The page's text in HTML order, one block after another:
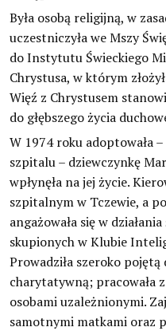
Była osobą religijną, w
uczestniczyła we Mszy
do Instytutu Świeckiego
Chrystusa, w którym
Więź z Chrystusem
do głębszego życia
W 1974 roku adoptowała
szpitalu – dziewczynkę
wpłynęła na jej życie.
szpitalnym w Tczewie, a
angażowała się w
skupionych w Klubie
Prowadziła szeroko pojętą
charytatywną; pracowała
osobami uzależnionymi.
samotnymi matkami oraz